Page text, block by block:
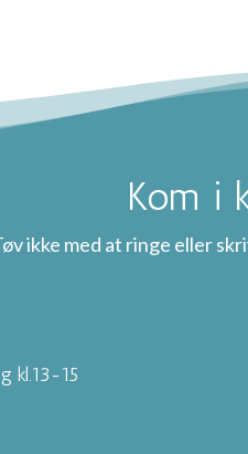
Kom i
ikke med at ringe eller
kl.13-15